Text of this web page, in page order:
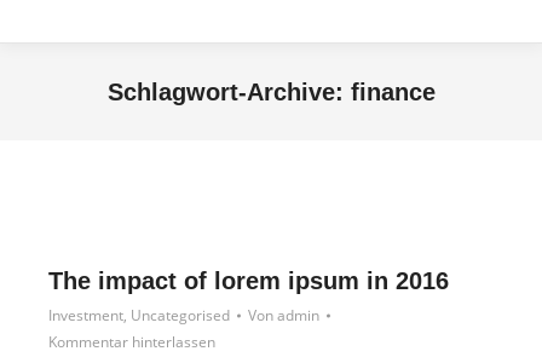
Schlagwort-Archive: finance
The impact of lorem ipsum in 2016
Investment, Uncategorised Vonadmin
Kommentar hinterlassen